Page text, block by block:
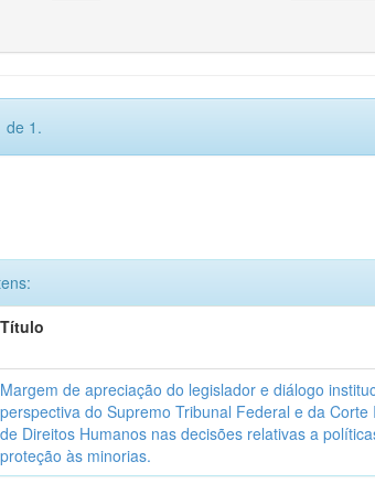
de 1.
Título
Margem de apreciação do legislador e diálogo
perspectiva do Supremo Tribunal Federal e da
de Direitos Humanos nas decisões relativas a
proteção às minorias.